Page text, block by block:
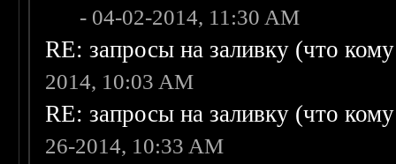
- 04-02-2014, 11:30 AM
RE: запросы на заливку (что
2014, 10:03 AM
RE: запросы на заливку (что
26-2014, 10:33 AM